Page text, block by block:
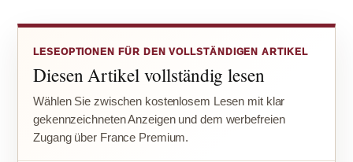
LESEOPTIONEN FÜR DEN VOLLSTÄNDIGEN ARTIKEL
Diesen Artikel vollständig lesen
Wählen Sie zwischen kostenlosem Lesen mit klar
gekennzeichneten Anzeigen und dem werbefreien
Zugang über France Premium.